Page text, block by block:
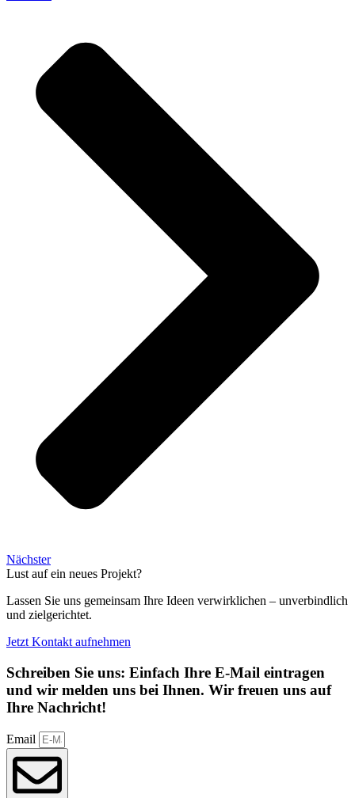
Nächster
Lust auf ein neues Projekt?
Lassen Sie uns gemeinsam Ihre Ideen verwirklichen – unverbindlich
und zielgerichtet.
Jetzt Kontakt aufnehmen
Schreiben Sie uns: Einfach Ihre E-Mail eintragen
und wir melden uns bei Ihnen. Wir freuen uns auf
Ihre Nachricht!
Email